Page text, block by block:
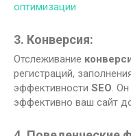
оптимизации
3. Конверсия:
Отслеживание
регистраций,
эффективности SEO.
эффективно ваш сайт